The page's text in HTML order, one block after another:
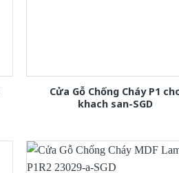
Cửa Gỗ Chống Cháy P1
khach san-SGD